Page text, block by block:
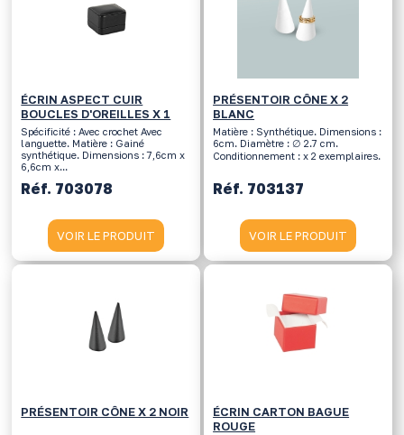
ÉCRIN ASPECT CUIR
BOUCLES D'OREILLES X 1
Spécificité : Avec crochet Avec
languette. Matière : Gainé
synthétique. Dimensions : 7,6cm x
6,6cm x...
Réf. 703078
VOIR LE PRODUIT
PRÉSENTOIR CÔNE X 2
BLANC
Matière : Synthétique. Dimensions :
6cm. Diamètre : ∅ 2.7 cm.
Conditionnement : x 2 exemplaires.
Réf. 703137
VOIR LE PRODUIT
PRÉSENTOIR CÔNE X 2 NOIR
ÉCRIN CARTON BAGUE
ROUGE